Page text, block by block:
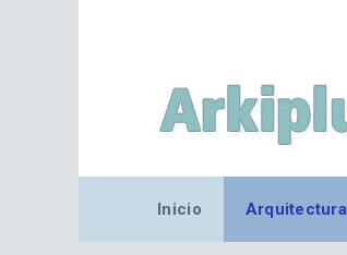
Inicio Arquitectura